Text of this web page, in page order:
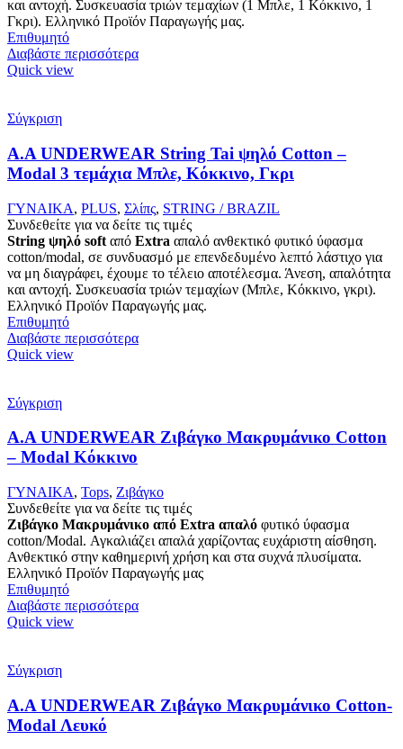
και αντοχή. Συσκευασία τριών τεμαχίων (1 Μπλε, 1 Κόκκινο, 1
Γκρι). Ελληνικό Προϊόν Παραγωγής μας.
Επιθυμητό
Διαβάστε περισσότερα
Quick view
Σύγκριση
A.A UNDERWEAR String Tai ψηλό Cotton –
Modal 3 τεμάχια Μπλε, Κόκκινο, Γκρι
ΓΥΝΑΙΚΑ, PLUS, Σλίπς, STRING / BRAZIL
Συνδεθείτε για να δείτε τις τιμές
String ψηλό soft από Extra απαλό ανθεκτικό φυτικό ύφασμα
cotton/modal, σε συνδυασμό με επενδεδυμένο λεπτό λάστιχο για
να μη διαγράφει, έχουμε το τέλειο αποτέλεσμα. Άνεση, απαλότητα
και αντοχή. Συσκευασία τριών τεμαχίων (Μπλε, Κόκκινο, γκρι).
Ελληνικό Προϊόν Παραγωγής μας.
Επιθυμητό
Διαβάστε περισσότερα
Quick view
Σύγκριση
Α.A UNDERWEAR Ζιβάγκο Μακρυμάνικο Cotton
– Modal Κόκκινο
ΓΥΝΑΙΚΑ, Tops, Ζιβάγκο
Συνδεθείτε για να δείτε τις τιμές
Ζιβάγκο Μακρυμάνικο από Extra απαλό φυτικό ύφασμα
cotton/Modal. Αγκαλιάζει απαλά χαρίζοντας ευχάριστη αίσθηση.
Ανθεκτικό στην καθημερινή χρήση και στα συχνά πλυσίματα.
Ελληνικό Προϊόν Παραγωγής μας
Επιθυμητό
Διαβάστε περισσότερα
Quick view
Σύγκριση
Α.A UNDERWEAR Ζιβάγκο Μακρυμάνικο Cotton-
Modal Λευκό